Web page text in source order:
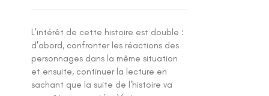
L'intérêt de cette histoire est double :
d'abord, confronter les réactions des
personnages dans la même situation
et ensuite, continuer la lecture en
sachant que la suite de l'histoire va